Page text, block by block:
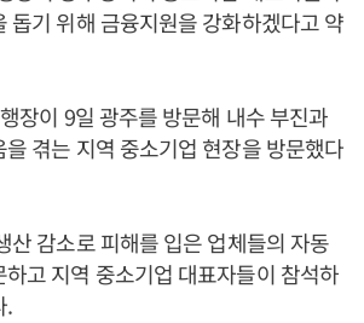
돕기 위해 금융지원을 강화하겠다고 약
장이 9일 광주를 방문해 내수 부진과
겪는 지역 중소기업 현장을 방문했다
산 감소로 피해를 입은 업체들의 자동
고 지역 중소기업 대표자들이 참석하
.